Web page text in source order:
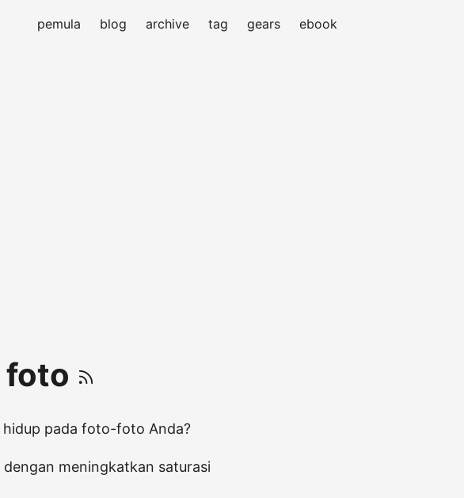
pemula blog archive tag gears ebook
foto
hidup pada foto-foto Anda?
meningkatkan saturasi